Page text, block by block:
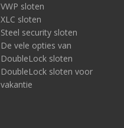
VWP sloten
XLC sloten
Steel security sloten
De vele opties van
DoubleLock sloten
DoubleLock sloten voor
vakantie